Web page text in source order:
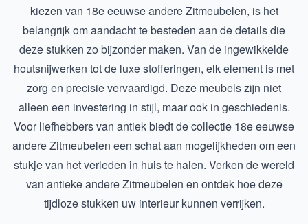
kiezen van 18e eeuwse andere Zitmeubelen, is het
belangrijk om aandacht te besteden aan de details die
deze stukken zo bijzonder maken. Van de ingewikkelde
houtsnijwerken tot de luxe stofferingen, elk element is met
zorg en precisie vervaardigd. Deze meubels zijn niet
alleen een investering in stijl, maar ook in geschiedenis.
Voor liefhebbers van antiek biedt de collectie 18e eeuwse
andere Zitmeubelen een schat aan mogelijkheden om een
stukje van het verleden in huis te halen. Verken de wereld
van antieke andere Zitmeubelen en ontdek hoe deze
tijdloze stukken uw interieur kunnen verrijken.